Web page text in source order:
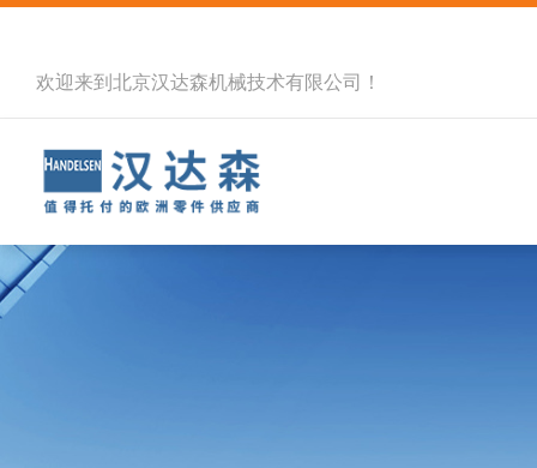
欢迎来到北京汉达森机械技术有限公司！